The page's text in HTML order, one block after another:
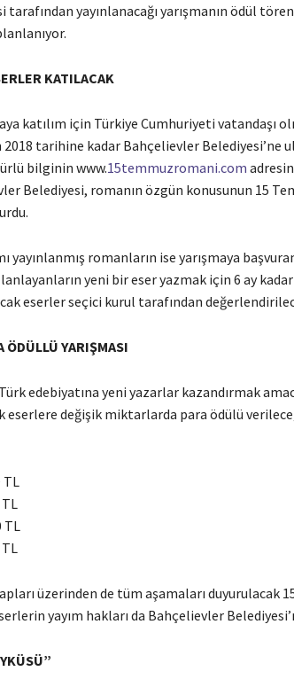
yayınlanacağı yarışmanın ödül
KATILACAK
katılım için Türkiye Cumhuriyeti vatandaşı
tarihine kadar Bahçelievler Belediyesi’ne
bilginin www.15temmuzromani.com
Belediyesi, romanın özgün konusunun 15
yayınlanmış romanların ise yarışmaya
yeni bir eser yazmak için 6 ay
eserler seçici kurul tarafından
ÖDÜLLÜ YARIŞMASI
edebiyatına yeni yazarlar kazandırmak
eserlere değişik miktarlarda para ödülü
üzerinden de tüm aşamaları duyurulacak
yayım hakları da Bahçelievler